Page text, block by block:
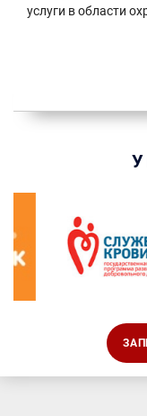
услуги в области
У